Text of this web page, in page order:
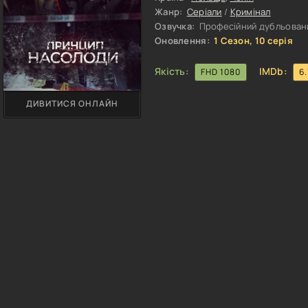
Жанр: Серіали / Кримінал
Озвучка: Професійний
Оновлення: 1 Сезон, 10 серія
Якість: FHD 1080 IMDb:
ДИВИТИСЯ ОНЛАЙН